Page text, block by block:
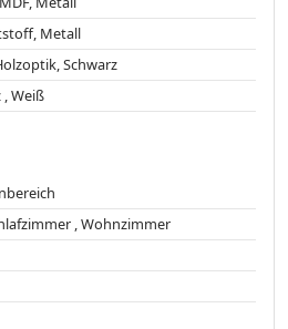
Metall
Schwarz
, Weiß
, Wohnzimmer